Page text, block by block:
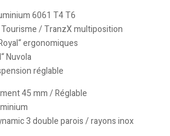
6061 T4 T6
/ TranzX multiposition
ergonomiques
Nuvola
réglable
45 mm / Réglable
3 double parois / rayons inox